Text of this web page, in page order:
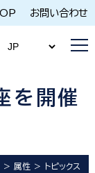
お問い合わせ
を開催
属性 トピックス